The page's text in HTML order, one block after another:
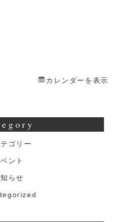
カレンダーを表示
ゴリー
ント
らせ